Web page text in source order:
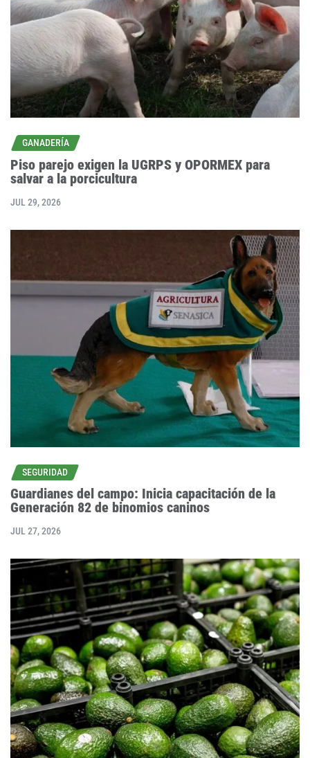
GANADERÍA
Piso parejo exigen la UGRPS y OPORMEX para
salvar a la porcicultura
JUL 29, 2026
SEGURIDAD
Guardianes del campo: Inicia capacitación de la
Generación 82 de binomios caninos
JUL 27, 2026